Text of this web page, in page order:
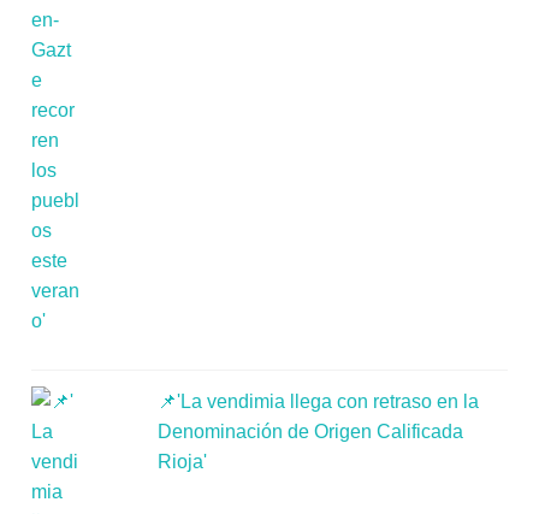
📌'La vendimia llega con retraso en la
Denominación de Origen Calificada
Rioja'